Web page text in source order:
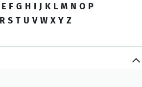
E F G H I J K L M N O P
R S T U V W X Y Z